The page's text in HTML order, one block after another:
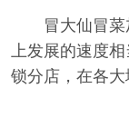
冒大仙冒
上发展的速度
锁分店，在各大